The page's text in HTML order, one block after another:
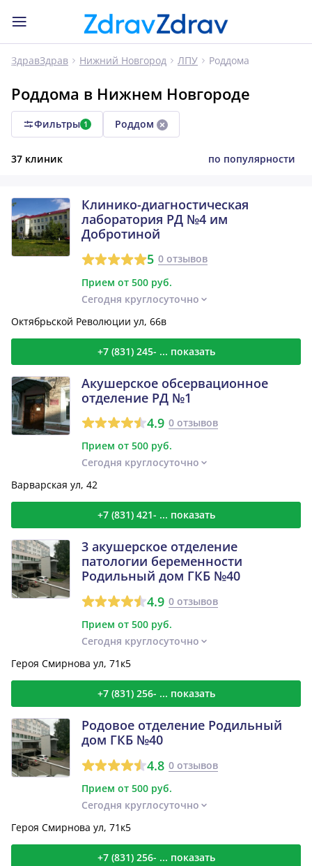
ЗдравЗдрав Нижний Новгород ЛПУ Роддома
Роддома в Нижнем Новгороде
Фильтры 1 Роддом
37 клиник по популярности
Клинико-диагностическая
лаборатория РД №4 им
Добротиной
5 0 отзывов
Прием от 500 руб.
Сегодня круглосуточно
Октябрьской Революции ул, 66в
+7 (831) 245- ... показать
Акушерское обсервационное
отделение РД №1
4.9 0 отзывов
Прием от 500 руб.
Сегодня круглосуточно
Варварская ул, 42
+7 (831) 421- ... показать
3 акушерское отделение
патологии беременности
Родильный дом ГКБ №40
4.9 0 отзывов
Прием от 500 руб.
Сегодня круглосуточно
Героя Смирнова ул, 71к5
+7 (831) 256- ... показать
Родовое отделение Родильный
дом ГКБ №40
4.8 0 отзывов
Прием от 500 руб.
Сегодня круглосуточно
Героя Смирнова ул, 71к5
+7 (831) 256- ... показать